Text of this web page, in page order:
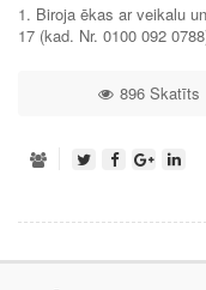
1. Biroja ēkas ar veikalu
17 (kad. Nr. 0100 092
896 Skatīts